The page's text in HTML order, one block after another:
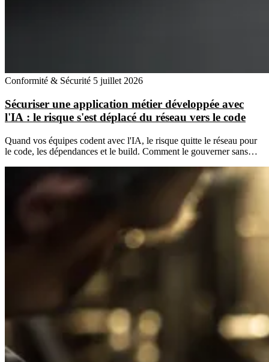
Conformité & Sécurité 5 juillet 2026
Sécuriser une application métier développée avec
l'IA : le risque s'est déplacé du réseau vers le code
Quand vos équipes codent avec l'IA, le risque quitte le réseau pour
le code, les dépendances et le build. Comment le gouverner sans…